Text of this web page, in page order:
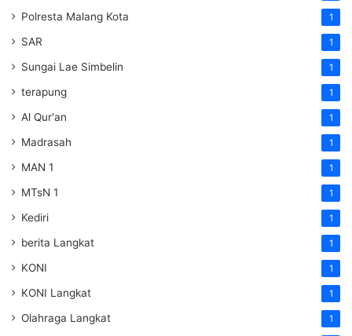
Polresta Malang Kota 1
SAR 1
Sungai Lae Simbelin 1
terapung 1
Al Qur'an 1
Madrasah 1
MAN 1 1
MTsN 1 1
Kediri 1
berita Langkat 1
KONI 1
KONI Langkat 1
Olahraga Langkat 1